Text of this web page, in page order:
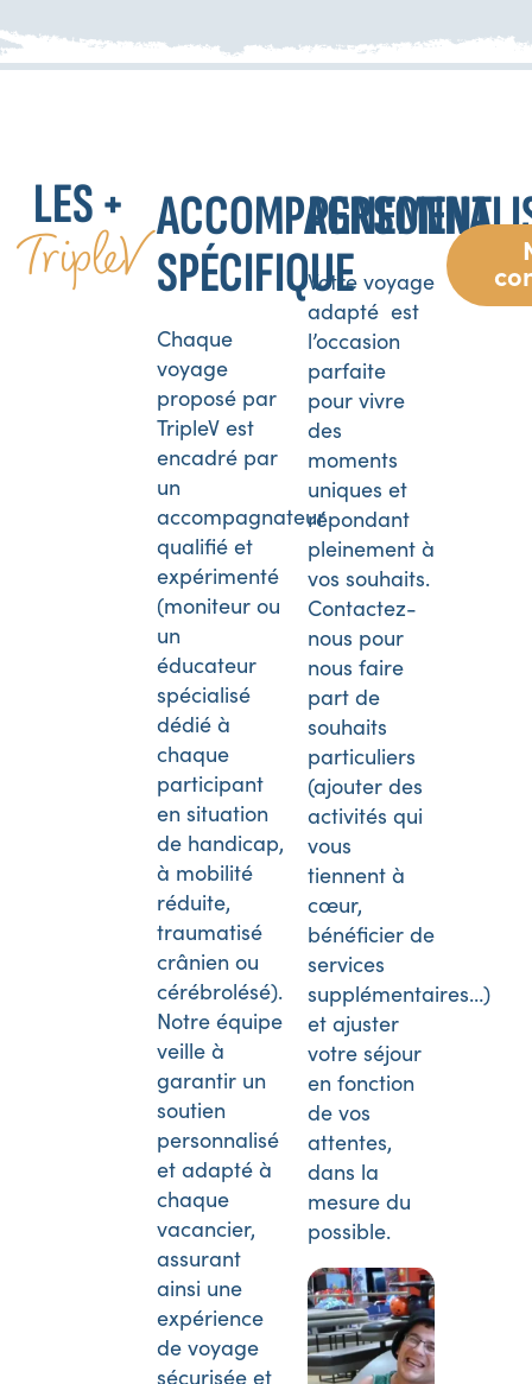
LES +
TripleV
ACCOMPAGNEMENT
SPÉCIFIQUE
Chaque
voyage
proposé par
TripleV est
encadré par
un
accompagnateur
qualifié et
expérimenté
(moniteur ou
un
éducateur
spécialisé
dédié à
chaque
participant
en situation
de handicap,
à mobilité
réduite,
traumatisé
crânien ou
cérébrolésé).
Notre équipe
veille à
garantir un
soutien
personnalisé
et adapté à
chaque
vacancier,
assurant
ainsi une
expérience
de voyage
sécurisée et
Votre voyage
adapté est
l’occasion
parfaite
pour vivre
des
moments
uniques et
répondant
pleinement à
vos souhaits.
Contactez-
nous pour
nous faire
part de
souhaits
particuliers
(ajouter des
activités qui
vous
tiennent à
cœur,
bénéficier de
services
supplémentaires…)
et ajuster
votre séjour
en fonction
de vos
attentes,
dans la
mesure du
possible.